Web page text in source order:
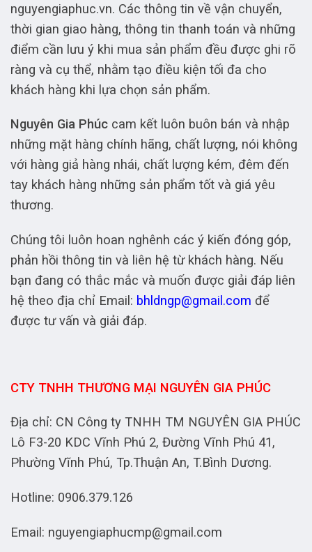
nguyengiaphuc.vn. Các thông tin về vận chuyển,
thời gian giao hàng, thông tin thanh toán và những
điểm cần lưu ý khi mua sản phẩm đều được ghi rõ
ràng và cụ thể, nhằm tạo điều kiện tối đa cho
khách hàng khi lựa chọn sản phẩm.
Nguyên Gia Phúc cam kết luôn buôn bán và nhập
những mặt hàng chính hãng, chất lượng, nói không
với hàng giả hàng nhái, chất lượng kém, đêm đến
tay khách hàng những sản phẩm tốt và giá yêu
thương.
Chúng tôi luôn hoan nghênh các ý kiến đóng góp,
phản hồi thông tin và liên hệ từ khách hàng. Nếu
bạn đang có thắc mắc và muốn được giải đáp liên
hệ theo địa chỉ Email: bhldngp@gmail.com để
được tư vấn và giải đáp.
CTY TNHH THƯƠNG MẠI NGUYÊN GIA PHÚC
Địa chỉ: CN Công ty TNHH TM NGUYÊN GIA PHÚC
Lô F3-20 KDC Vĩnh Phú 2, Đường Vĩnh Phú 41,
Phường Vĩnh Phú, Tp.Thuận An, T.Bình Dương.
Hotline: 0906.379.126
Email: nguyengiaphucmp@gmail.com